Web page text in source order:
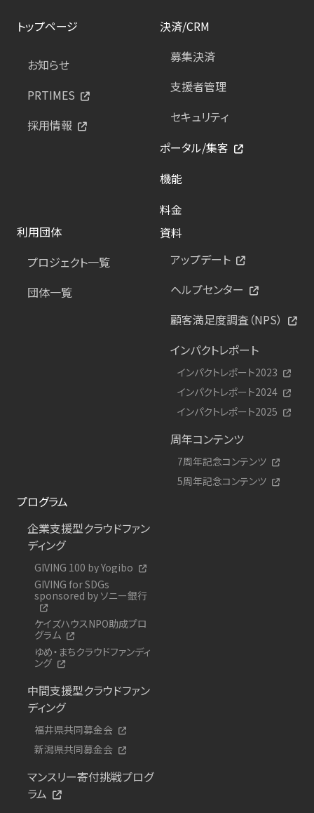
トップページ
お知らせ
PRTIMES
採用情報
決済/CRM
募集決済
支援者管理
セキュリティ
ポータル/集客
機能
料金
利用団体
プロジェクト一覧
団体一覧
資料
アップデート
ヘルプセンター
顧客満足度調査（NPS）
インパクトレポート
インパクトレポート2023
インパクトレポート2024
インパクトレポート2025
周年コンテンツ
7周年記念コンテンツ
5周年記念コンテンツ
プログラム
企業支援型クラウドファン
ディング
GIVING 100 by Yogibo
GIVING for SDGs
sponsored by ソニー銀行
ケイズハウスNPO助成プロ
グラム
ゆめ・まちクラウドファンディ
ング
中間支援型クラウドファン
ディング
福井県共同募金会
新潟県共同募金会
マンスリー寄付挑戦プログ
ラム